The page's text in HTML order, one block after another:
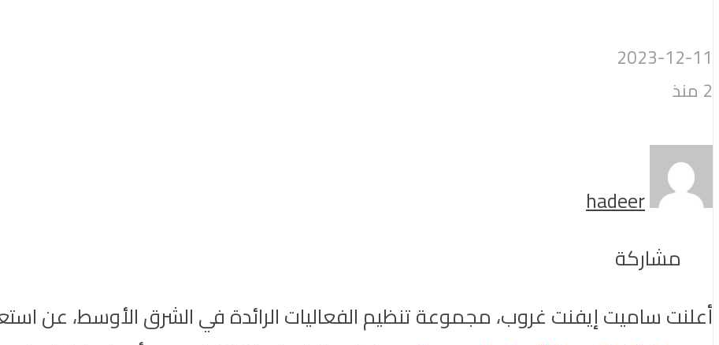
2023-12-11
2 منذ
hadeer
مشاركة
أعلنت ساميت إيفنت غروب، مجموعة تنظيم الفعاليات الرائدة في الشرق الأوسط، عن